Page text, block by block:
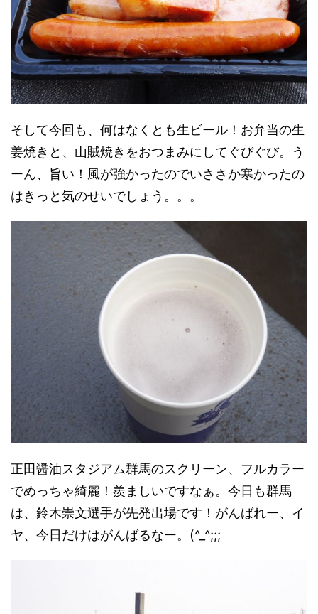
そして今回も、何はなくとも生ビール！お弁当の生
姜焼きと、山賊焼きをおつまみにしてぐびぐび。う
ーん、旨い！風が強かったのでいささか寒かったの
はきっと気のせいでしょう。。。
正田醤油スタジアム群馬のスクリーン、フルカラー
でめっちゃ綺麗！羨ましいですなぁ。今日も群馬
は、鈴木崇文選手が先発出場です！がんばれー、イ
ヤ、今日だけはがんばるなー。(^_^;;;